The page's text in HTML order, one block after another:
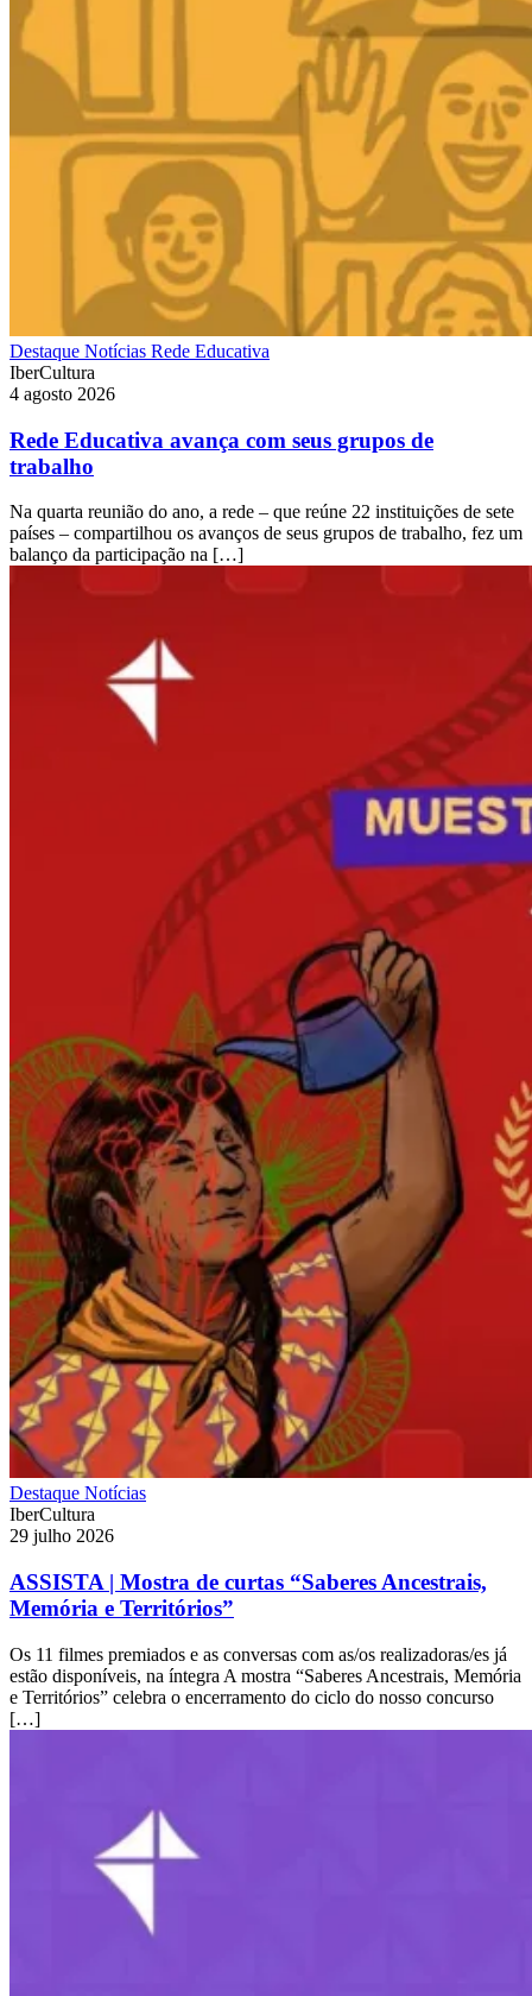
Destaque Notícias Rede Educativa
IberCultura
4 agosto 2026
Rede Educativa avança com seus grupos de
trabalho
Na quarta reunião do ano, a rede – que reúne 22 instituições de sete
países – compartilhou os avanços de seus grupos de trabalho, fez um
balanço da participação na […]
Destaque Notícias
IberCultura
29 julho 2026
ASSISTA | Mostra de curtas “Saberes Ancestrais,
Memória e Territórios”
Os 11 filmes premiados e as conversas com as/os realizadoras/es já
estão disponíveis, na íntegra A mostra “Saberes Ancestrais, Memória
e Territórios” celebra o encerramento do ciclo do nosso concurso
[…]